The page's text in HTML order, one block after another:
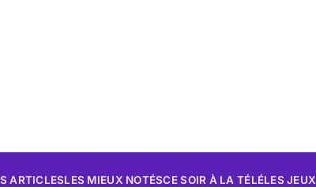
ARTICLESLES MIEUX NOTÉSCE SOIR À LA TÉLÉLES JEUX